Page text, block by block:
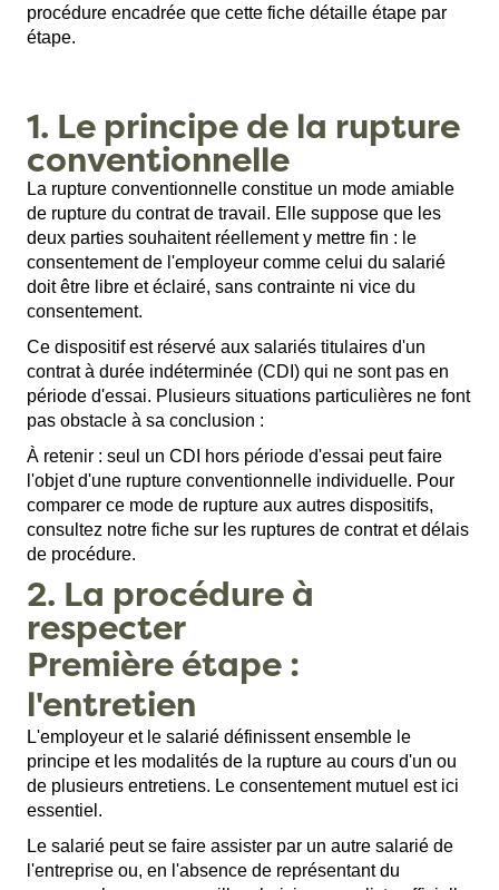
procédure encadrée que cette fiche détaille étape par
étape.
1. Le principe de la rupture
conventionnelle
La rupture conventionnelle constitue un mode amiable
de rupture du contrat de travail. Elle suppose que les
deux parties souhaitent réellement y mettre fin : le
consentement de l'employeur comme celui du salarié
doit être libre et éclairé, sans contrainte ni vice du
consentement.
Ce dispositif est réservé aux salariés titulaires d'un
contrat à durée indéterminée (CDI) qui ne sont pas en
période d'essai. Plusieurs situations particulières ne font
pas obstacle à sa conclusion :
À retenir : seul un CDI hors période d'essai peut faire
l'objet d'une rupture conventionnelle individuelle. Pour
comparer ce mode de rupture aux autres dispositifs,
consultez notre fiche sur les ruptures de contrat et délais
de procédure.
2. La procédure à
respecter
Première étape :
l'entretien
L'employeur et le salarié définissent ensemble le
principe et les modalités de la rupture au cours d'un ou
de plusieurs entretiens. Le consentement mutuel est ici
essentiel.
Le salarié peut se faire assister par un autre salarié de
l'entreprise ou, en l'absence de représentant du